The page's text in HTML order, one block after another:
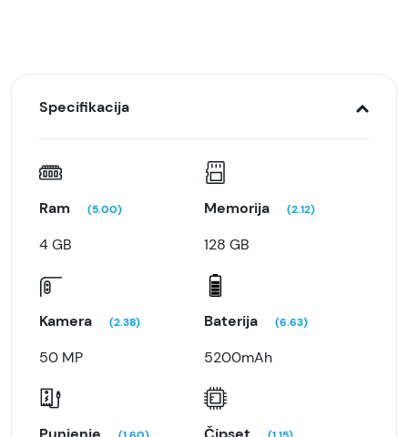
Specifikacija
Ram (5.00)
4 GB
Memorija (2.12)
128 GB
Kamera (2.38)
50 MP
Baterija (6.63)
5200mAh